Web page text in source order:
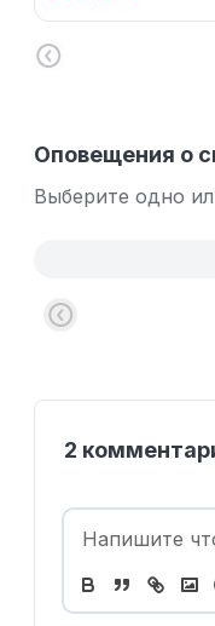
Оповещения о
Выберите одно
2